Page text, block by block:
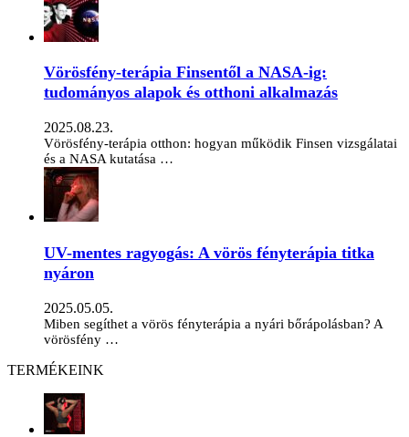
Vörösfény-terápia Finsentől a NASA-ig:
tudományos alapok és otthoni alkalmazás
2025.08.23.
Vörösfény-terápia otthon: hogyan működik Finsen vizsgálatai
és a NASA kutatása …
UV-mentes ragyogás: A vörös fényterápia titka
nyáron
2025.05.05.
Miben segíthet a vörös fényterápia a nyári bőrápolásban? A
vörösfény …
TERMÉKEINK